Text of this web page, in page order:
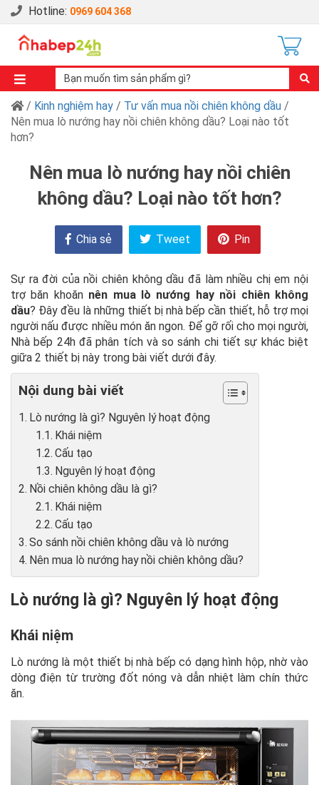
Hotline: 0969 604 368
/ Kinh nghiệm hay / Tư vấn mua nồi chiên không dầu /
Nên mua lò nướng hay nồi chiên không dầu? Loại nào tốt
hơn?
Nên mua lò nướng hay nồi chiên
không dầu? Loại nào tốt hơn?
Chia sẻ Tweet Pin
Sự ra đời của nồi chiên không dầu đã làm nhiều chị em nội
trợ băn khoăn nên mua lò nướng hay nồi chiên không
dầu? Đây đều là những thiết bị nhà bếp cần thiết, hỗ trợ mọi
người nấu được nhiều món ăn ngon. Để gỡ rối cho mọi người,
Nhà bếp 24h đã phân tích và so sánh chi tiết sự khác biệt
giữa 2 thiết bị này trong bài viết dưới đây.
Nội dung bài viết
Lò nướng là gì? Nguyên lý hoạt động
Khái niệm
Cấu tạo
Nguyên lý hoạt động
Nồi chiên không dầu là gì?
Khái niệm
Cấu tạo
So sánh nồi chiên không dầu và lò nướng
Nên mua lò nướng hay nồi chiên không dầu?
Lò nướng là gì? Nguyên lý hoạt động
Khái niệm
Lò nướng là một thiết bị nhà bếp có dạng hình hộp, nhờ vào
dòng điện từ trường đốt nóng và dẫn nhiệt làm chín thức
ăn.